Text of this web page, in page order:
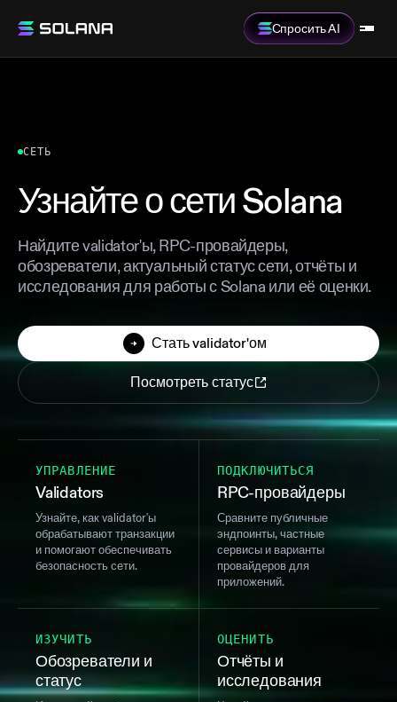
Спросить AI
СЕТЬ
Узнайте о сети Solana
Найдите validator'ы, RPC-провайдеры,
обозреватели, актуальный статус сети, отчёты и
исследования для работы с Solana или её оценки.
Стать validator'ом
Посмотреть статус
УПРАВЛЕНИЕ
Validators
Узнайте, как validator'ы
обрабатывают транзакции
и помогают обеспечивать
безопасность сети.
ПОДКЛЮЧИТЬСЯ
RPC-провайдеры
Сравните публичные
эндпоинты, частные
сервисы и варианты
провайдеров для
приложений.
ИЗУЧИТЬ
Обозреватели и
статус
ОЦЕНИТЬ
Отчёты и
исследования